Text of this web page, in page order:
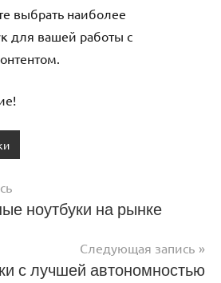
выбрать наиболее
для вашей работы с
ноутбуки на рынке
Следующая запись
с лучшей автономностью